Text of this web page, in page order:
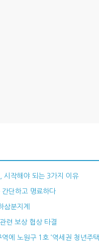
시작해야 되는 3가지 이유
단하고 명료하다
삼분지계
련 보상 협상 타결
에 노원구 1호 ‘역세권 청년주